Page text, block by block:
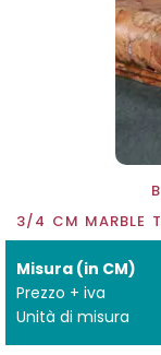
3/4 CM MARBLE
Misura (in CM)
Prezzo + iva
Unità di misura